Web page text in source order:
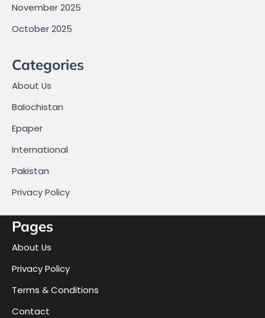
November 2025
October 2025
Categories
About Us
Balochistan
Epaper
International
Pakistan
Privacy Policy
Pages
About Us
Privacy Policy
Terms & Conditions
Contact